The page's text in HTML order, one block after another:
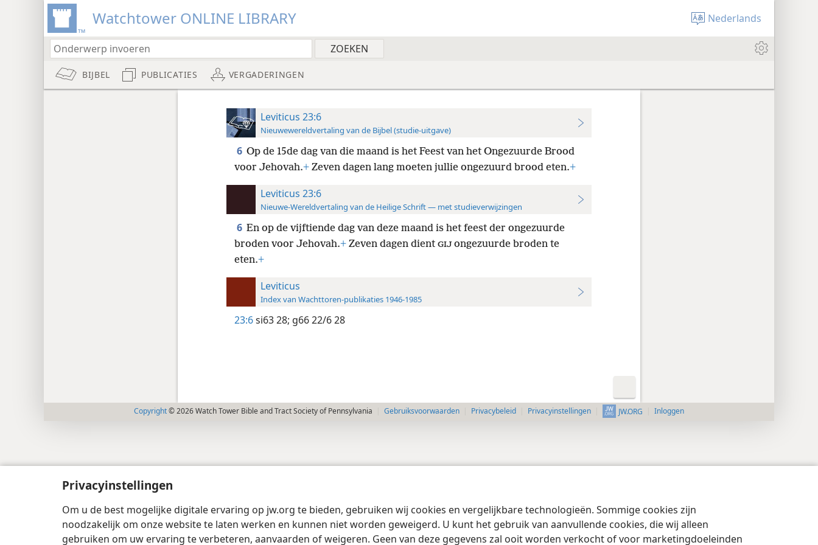
Privacyinstellingen
Om u de best mogelijke digitale ervaring op jw.org te bieden, gebruiken wij cookies en vergelijkbare technologieën. Sommige cookies zijn
noodzakelijk om onze website te laten werken en kunnen niet worden geweigerd. U kunt het gebruik van aanvullende cookies, die wij alleen
gebruiken om uw ervaring te verbeteren, aanvaarden of weigeren. Geen van deze gegevens zal ooit worden verkocht of voor marketingdoeleinden
Watchtower ONLINE LIBRARY Nederlands
BIJBEL PUBLICATIES VERGADERINGEN
Leviticus 23:6
Nieuwewereldvertaling van de Bijbel (studie-uitgave)
6 Op de 15de dag van die maand is het Feest van het Ongezuurde Brood
voor Jehovah.+Zeven dagen lang moeten jullie ongezuurd brood eten.+
Leviticus 23:6
Nieuwe-Wereldvertaling van de Heilige Schrift — met studieverwijzingen
6 En op de vijftiende dag van deze maand is het feest der ongezuurde
broden voor Jehovah.+Zeven dagen dient GIJongezuurde broden te
eten.+
Leviticus
Index van Wachttoren-publikaties 1946-1985
23:6si63 28; g66 22/6 28
Copyright© 2026 Watch Tower Bible and Tract Society of Pennsylvania Gebruiksvoorwaarden Privacybeleid Privacyinstellingen JW.ORG Inloggen